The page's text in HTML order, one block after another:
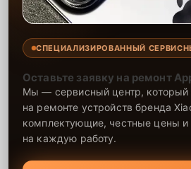
СПЕЦИАЛИЗИРОВАННЫЙ
Оставьте заявку на ремонт
Мы — сервисный центр, который
на ремонте устройств бренда
комплектующие, честные цены и
на каждую работу.